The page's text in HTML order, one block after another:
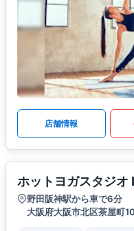
店舗情報
ホットヨガスタジオ
野田阪神駅から車で6分
大阪府大阪市北区茶屋町